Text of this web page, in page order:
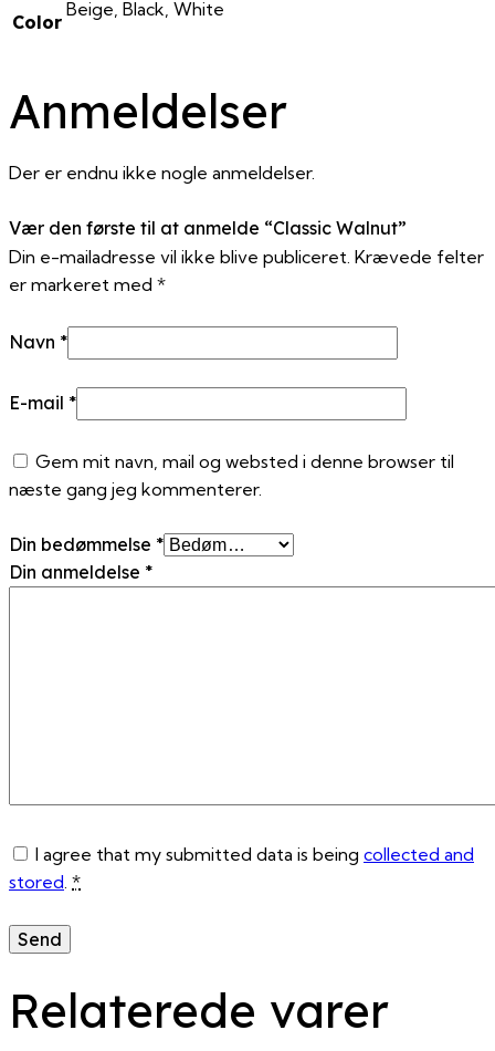
Color
Beige, Black, White
Anmeldelser
Der er endnu ikke nogle anmeldelser.
Vær den første til at anmelde “Classic Walnut”
Din e-mailadresse vil ikke blive publiceret. Krævede felter
er markeret med *
Navn *
E-mail *
Gem mit navn, mail og websted i denne browser til
næste gang jeg kommenterer.
Din bedømmelse *
Din anmeldelse *
I agree that my submitted data is being collected and
stored. *
Relaterede varer